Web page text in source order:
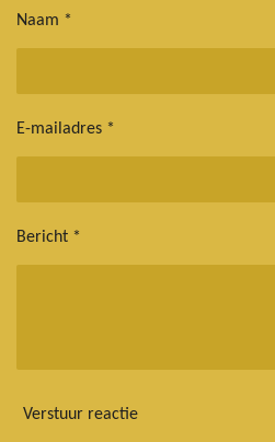
Naam *
E-mailadres *
Bericht *
Verstuur reactie